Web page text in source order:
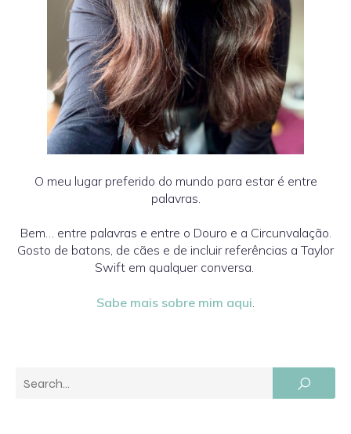
O meu lugar preferido do mundo para estar é entre
palavras.
Bem… entre palavras e entre o Douro e a Circunvalação.
Gosto de batons, de cães e de incluir referências a Taylor
Swift em qualquer conversa.
Sabe mais sobre mim aqui.